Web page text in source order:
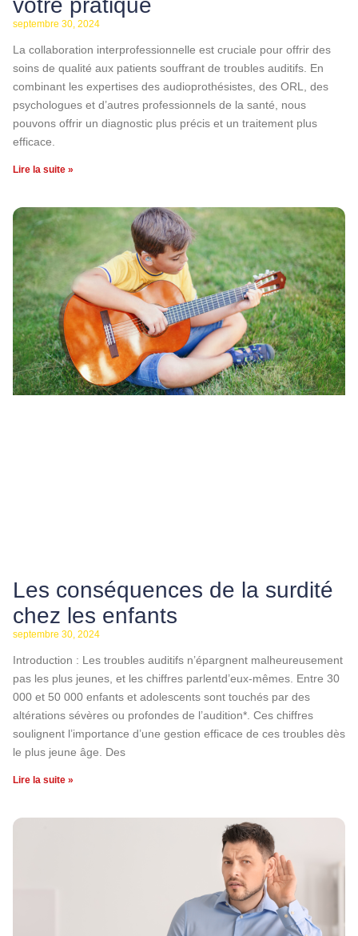
votre pratique
septembre 30, 2024
La collaboration interprofessionnelle est cruciale pour offrir des
soins de qualité aux patients souffrant de troubles auditifs. En
combinant les expertises des audioprothésistes, des ORL, des
psychologues et d’autres professionnels de la santé, nous
pouvons offrir un diagnostic plus précis et un traitement plus
efficace.
Lire la suite »
Les conséquences de la surdité
chez les enfants
septembre 30, 2024
Introduction : Les troubles auditifs n’épargnent malheureusement
pas les plus jeunes, et les chiffres parlentd’eux-mêmes. Entre 30
000 et 50 000 enfants et adolescents sont touchés par des
altérations sévères ou profondes de l’audition*. Ces chiffres
soulignent l’importance d’une gestion efficace de ces troubles dès
le plus jeune âge. Des
Lire la suite »